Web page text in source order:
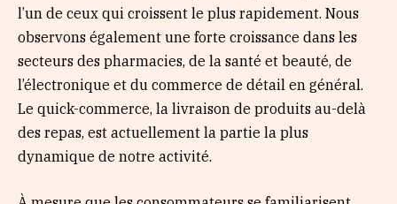
l’un de ceux qui croissent le plus rapidement. Nous
observons également une forte croissance dans les
secteurs des pharmacies, de la santé et beauté, de
l’électronique et du commerce de détail en général.
Le quick-commerce, la livraison de produits au-delà
des repas, est actuellement la partie la plus
dynamique de notre activité.